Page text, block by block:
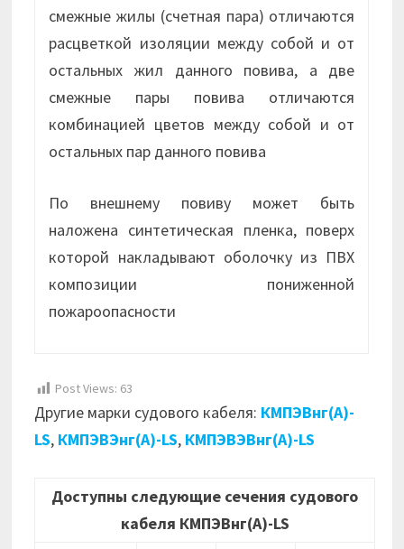
смежные жилы (счетная пара) отличаются
расцветкой изоляции между собой и от
остальных жил данного повива, а две
смежные пары повива отличаются
комбинацией цветов между собой и от
остальных пар данного повива
По внешнему повиву может быть
наложена синтетическая пленка, поверх
которой накладывают оболочку из ПВХ
композиции пониженной
пожароопасности
Post Views: 63
Другие марки судового кабеля: КМПЭВнг(А)-
LS, КМПЭВЭнг(А)-LS, КМПЭВЭВнг(А)-LS
Доступны следующие сечения судового
кабеля КМПЭВнг(А)-LS